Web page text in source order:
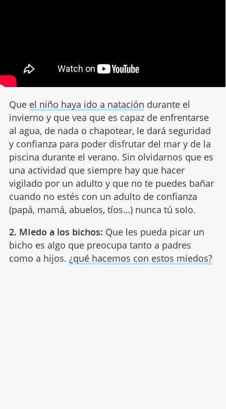
Que el niño haya ido a natación durante el
invierno y que vea que es capaz de enfrentarse
al agua, de nada o chapotear, le dará seguridad
y confianza para poder disfrutar del mar y de la
piscina durante el verano. Sin olvidarnos que es
una actividad que siempre hay que hacer
vigilado por un adulto y que no te puedes bañar
cuando no estés con un adulto de confianza
(papá, mamá, abuelos, tíos…) nunca tú solo.
2. MIedo a los bichos: Que les pueda picar un
bicho es algo que preocupa tanto a padres
como a hijos. ¿qué hacemos con estos miedos?